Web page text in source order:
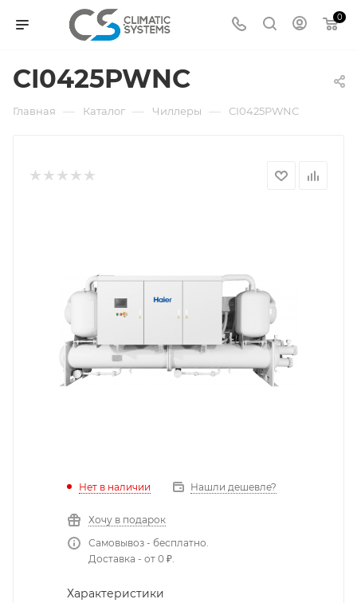
0
CI0425PWNС
Главная — Каталог — Чиллеры — CI0425PWNС
Нет в наличии Нашли дешевле?
Хочу в подарок
Самовывоз - бесплатно.
Доставка - от 0 ₽.
Характеристики